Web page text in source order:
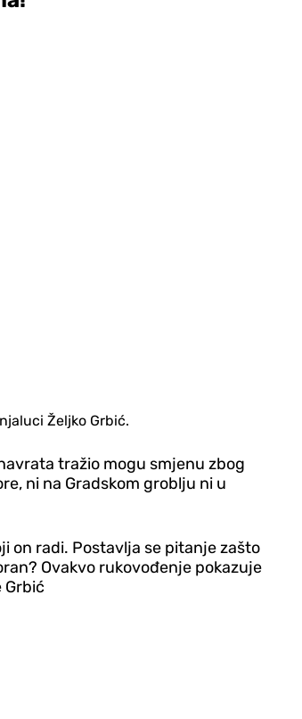
Željko Grbić.
tražio mogu smjenu zbog
ni na Gradskom groblju ni u
on radi. Postavlja se pitanje zašto
Ovakvo rukovođenje pokazuje
Grbić